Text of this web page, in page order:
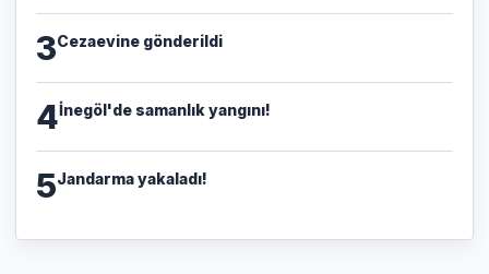
3Cezaevine gönderildi
4İnegöl'de samanlık yangını!
5Jandarma yakaladı!